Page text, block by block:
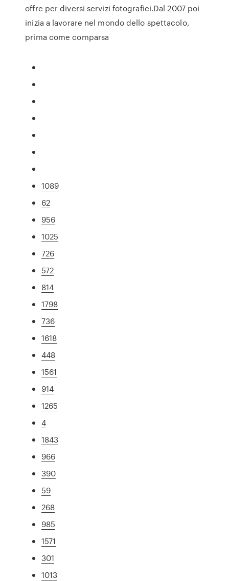
offre per diversi servizi fotografici.Dal 2007 poi
inizia a lavorare nel mondo dello spettacolo,
prima come comparsa
1089
62
956
1025
726
572
814
1798
736
1618
448
1561
914
1265
4
1843
966
390
59
268
985
1571
301
1013